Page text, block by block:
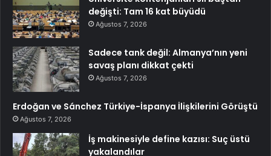
değişti: Tam 16 kat büyüdü
Ağustos 7, 2026
Sadece tank değil: Almanya’nın yeni
savaş planı dikkat çekti
Ağustos 7, 2026
Erdoğan ve Sánchez Türkiye-İspanya İlişkilerini Görüştü
Ağustos 7, 2026
İş makinesiyle define kazısı: Suç üstü
yakalandılar